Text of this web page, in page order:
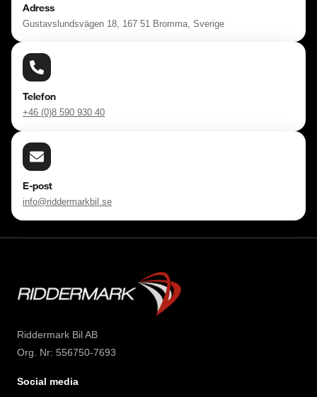
Adress
Gustavslundsvägen 18, 167 51 Bromma, Sverige
Telefon
+46 (0)8 590 930 40
E-post
info@riddermarkbil.se
Riddermark Bil AB
Org. Nr: 556750-7693
Social media